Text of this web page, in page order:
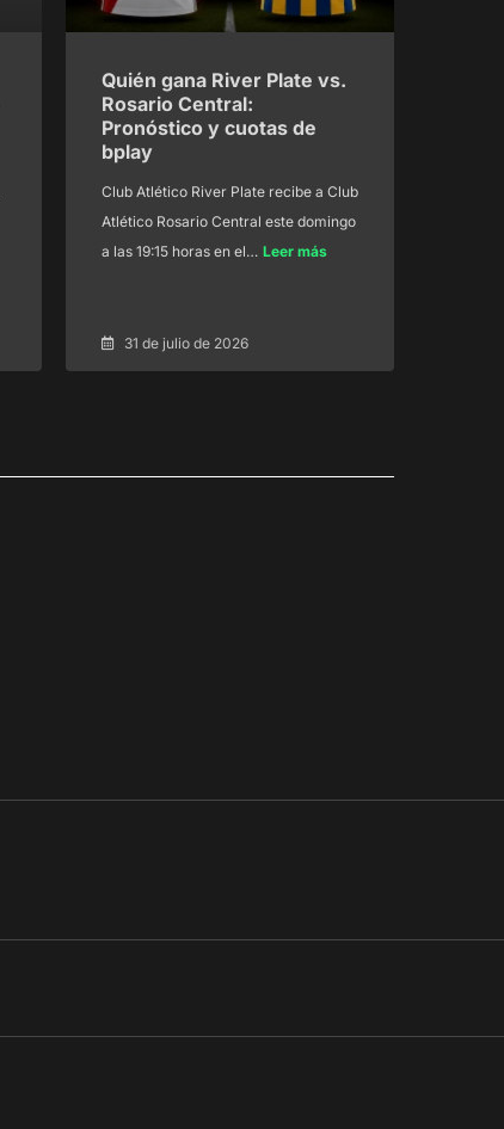
Quién gana River Plate vs.
Rosario Central:
Pronóstico y cuotas de
bplay
Club Atlético River Plate recibe a Club
Atlético Rosario Central este domingo
a las 19:15 horas en el… Leer más
31 de julio de 2026